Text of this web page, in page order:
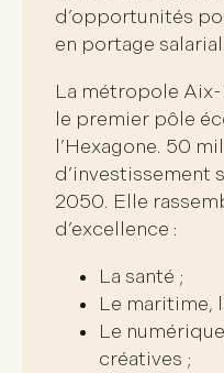
d’opportunités
en portage salarial
La métropole
le premier pôle
l’Hexagone. 50
d’investissement
2050. Elle
d’excellence :
La santé ;
Le maritime,
Le
créatives ;